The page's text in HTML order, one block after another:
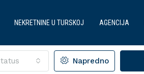
NEKRETNINE U TURSKOJ AGENCIJA
Napredno